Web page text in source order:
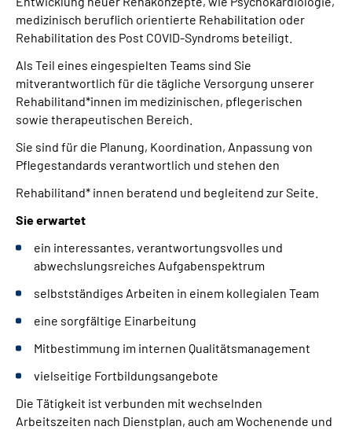
medizinisch beruflich orientierte Rehabilitation oder
Rehabilitation des Post COVID-Syndroms beteiligt.
Als Teil eines eingespielten Teams sind Sie
mitverantwortlich für die tägliche Versorgung unserer
Rehabilitand*innen im medizinischen, pflegerischen
sowie therapeutischen Bereich.
Sie sind für die Planung, Koordination, Anpassung von
Pflegestandards verantwortlich und stehen den
Rehabilitand* innen beratend und begleitend zur Seite.
Sie erwartet
ein interessantes, verantwortungsvolles und
abwechslungsreiches Aufgabenspektrum
selbstständiges Arbeiten in einem kollegialen Team
eine sorgfältige Einarbeitung
Mitbestimmung im internen Qualitätsmanagement
vielseitige Fortbildungsangebote
Die Tätigkeit ist verbunden mit wechselnden
Arbeitszeiten nach Dienstplan, auch am Wochenende und